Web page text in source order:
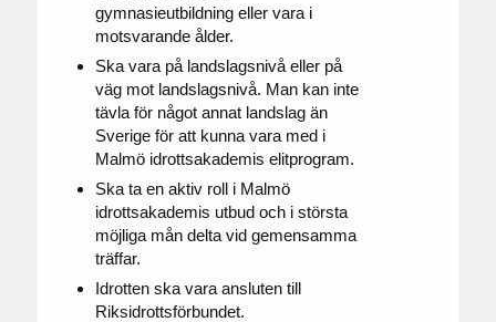
gymnasieutbildning eller vara i
motsvarande ålder.
Ska vara på landslagsnivå eller på
väg mot landslagsnivå. Man kan inte
tävla för något annat landslag än
Sverige för att kunna vara med i
Malmö idrottsakademis elitprogram.
Ska ta en aktiv roll i Malmö
idrottsakademis utbud och i största
möjliga mån delta vid gemensamma
träffar.
Idrotten ska vara ansluten till
Riksidrottsförbundet.